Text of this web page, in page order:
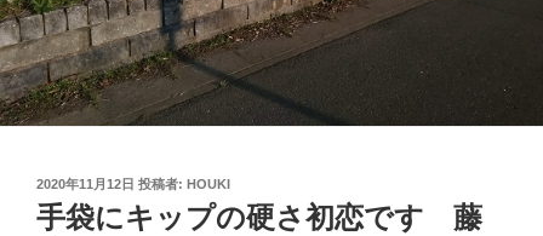
投
稿
日:
2020年11月12日 投稿者: HOUKI
手袋にキップの硬さ初恋です 藤